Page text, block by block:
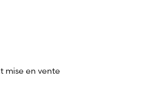
mise en vente